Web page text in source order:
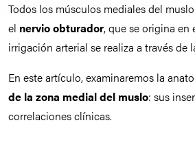
Todos los músculos mediales del
el nervio obturador, que se origina en
irrigación arterial se realiza a través de
En este artículo, examinaremos la
de la zona medial del muslo: sus
correlaciones clínicas.